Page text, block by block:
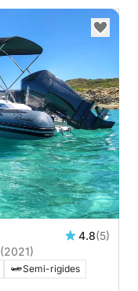
4.8(5)
(2021)
Semi-rigides